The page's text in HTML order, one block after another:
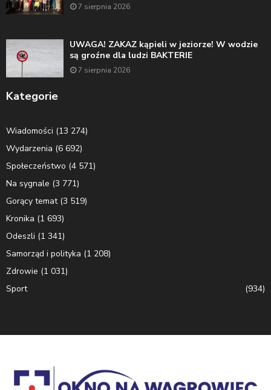
7 sierpnia 2026
UWAGA! ZAKAZ kąpieli w jeziorze! W wodzie
są groźne dla ludzi BAKTERIE
7 sierpnia 2026
Kategorie
Wiadomości (13 274)
Wydarzenia (6 692)
Społeczeństwo (4 571)
Na sygnale (3 771)
Gorący temat(3 519)
Kronika (1 693)
Odeszli (1 341)
Samorząd i polityka (1 208)
Zdrowie (1 031)
Sport
(934)